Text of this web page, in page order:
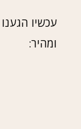
עכשיו
ומהיר: